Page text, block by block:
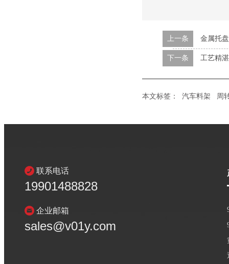
上一条 金属托盘
下一条 工艺精
本文标签： 汽车料架 周
联系电话
19901488828
企业邮箱
sales@v01y.com